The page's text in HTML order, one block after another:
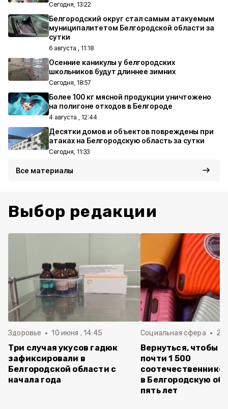
Сегодня, 13:22
Белгородский округ стал самым атакуемым
муниципалитетом Белгородской области за
сутки
6 августа , 11:18
Осенние каникулы у белгородских
школьников будут длиннее зимних
Сегодня, 18:57
Более 100 кг мясной продукции уничтожено
на полигоне отходов в Белгороде
4 августа , 12:44
Десятки домов и объектов повреждены при
атаках на Белгородскую область за сутки
Сегодня, 11:33
Все материалы
Выбор редакции
Здоровье 10 июня , 14:45
Три случая укусов гадюк
зафиксировали в
Белгородской области с
начала года
Социальная сфера 20
Вернуться, чтобы
почти 1 500
в Белгородскую
пять лет